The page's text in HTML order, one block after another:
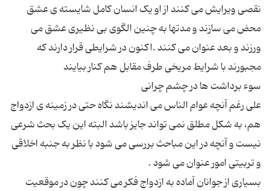
نقصی ویرایش می کنند از او یک انسان کامل شایسته ی عشق
محض می سازند و مدتها به چنین الگوی بی نظیری عشق می
ورزند و بعد عنوان می کنند .اکنون در شرایطی قرار دارند که
علی رغم آنچه عوام الناس می اندیشند نگاه حتی در زمینه ی ازدواج
هم، به شکل مطلق نمی تواند جایز باشد البته این یک بحث شرعی
نیست و آنچه در این مباحث بررسی می شود با نظر به جنبه اخلاقی
بسیاری از جوانان آماده به ازدواج فکر می کنند چون در موقعیت